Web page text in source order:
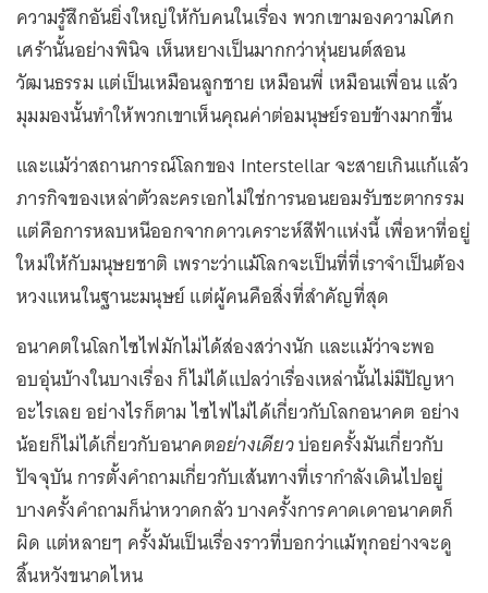
ความรู้สึกอันยิ่งใหญ่ให้กับคนในเรื่อง พวกเขามองความโศก
เศร้านั้นอย่างพินิจ เห็นหยางเป็นมากกว่าหุ่นยนต์สอน
วัฒนธรรม แต่เป็นเหมือนลูกชาย เหมือนพี่ เหมือนเพื่อน แล้ว
มุมมองนั้นทำให้พวกเขาเห็นคุณค่าต่อมนุษย์รอบข้างมากขึ้น
และแม้ว่าสถานการณ์โลกของ Interstellar จะสายเกินแก้แล้ว
ภารกิจของเหล่าตัวละครเอกไม่ใช่การนอนยอมรับชะตากรรม
แต่คือการหลบหนีออกจากดาวเคราะห์สีฟ้าแห่งนี้ เพื่อหาที่อยู่
ใหม่ให้กับมนุษยชาติ เพราะว่าแม้โลกจะเป็นที่ที่เราจำเป็นต้อง
หวงแหนในฐานะมนุษย์ แต่ผู้คนคือสิ่งที่สำคัญที่สุด
อนาคตในโลกไซไฟมักไม่ได้ส่องสว่างนัก และแม้ว่าจะพอ
อบอุ่นบ้างในบางเรื่อง ก็ไม่ได้แปลว่าเรื่องเหล่านั้นไม่มีปัญหา
อะไรเลย อย่างไรก็ตาม ไซไฟไม่ได้เกี่ยวกับโลกอนาคต อย่าง
น้อยก็ไม่ได้เกี่ยวกับอนาคตอย่างเดียวบ่อยครั้งมันเกี่ยวกับ
ปัจจุบัน การตั้งคำถามเกี่ยวกับเส้นทางที่เรากำลังเดินไปอยู่
บางครั้งคำถามก็น่าหวาดกลัว บางครั้งการคาดเดาอนาคตก็
ผิด แต่หลายๆ ครั้งมันเป็นเรื่องราวที่บอกว่าแม้ทุกอย่างจะดู
สิ้นหวังขนาดไหน